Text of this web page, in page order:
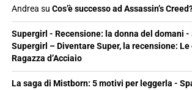
Andrea su Cos’è successo ad Assassin’s
Supergirl - Recensione: la donna del domani
Supergirl – Diventare Super, la recensione:
Ragazza d’Acciaio
La saga di Mistborn: 5 motivi per leggerla -